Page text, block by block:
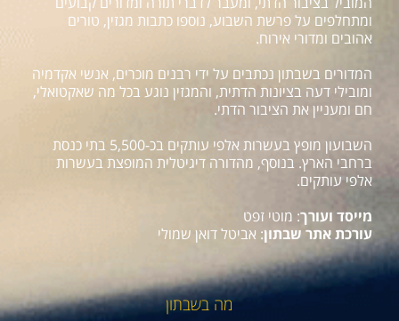
ומתחלפים על פרשת השבוע, נוספו כתבות מגזין, טורים
אהובים ומדורי אירוח.
המדורים בשבתון נכתבים על ידי רבנים מוכרים, אנשי אקדמיה
ומובילי דעה בציונות הדתית, והמגזין נוגע בכל מה שאקטואלי,
חם ומעניין את הציבור הדתי.
השבועון מופץ בעשרות אלפי עותקים בכ-5,500 בתי כנסת
ברחבי הארץ. בנוסף, מהדורה דיגיטלית המופצת בעשרות
אלפי עותקים.
מייסד ועורך: מוטי זפט
עורכת אתר שבתון: אביטל דואן שמולי
מה בשבתון